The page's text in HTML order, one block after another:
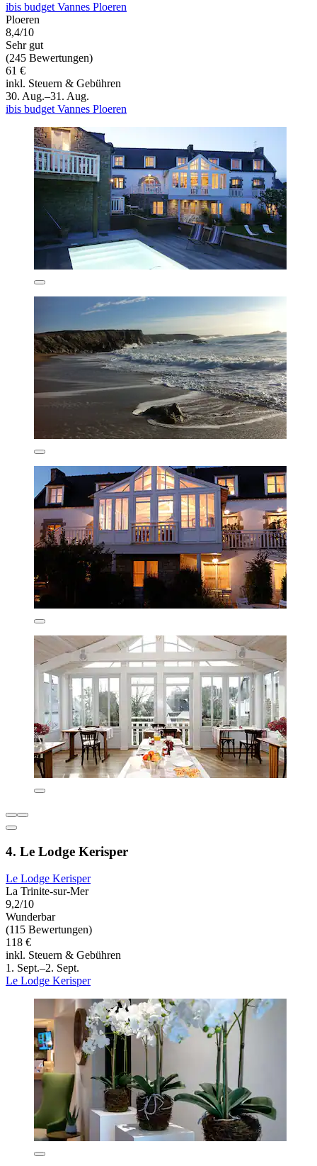
ibis budget Vannes Ploeren
Ploeren
8,4/10
Sehr gut
(245 Bewertungen)
61 €
inkl. Steuern & Gebühren
30. Aug.–31. Aug.
ibis budget Vannes Ploeren
4. Le Lodge Kerisper
Le Lodge Kerisper
La Trinite-sur-Mer
9,2/10
Wunderbar
(115 Bewertungen)
118 €
inkl. Steuern & Gebühren
1. Sept.–2. Sept.
Le Lodge Kerisper